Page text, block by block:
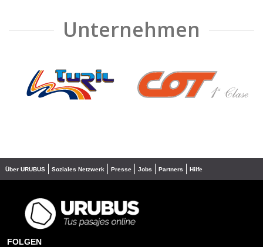
Unternehmen
❮ ❯
Über URUBUS Soziales Netzwerk Presse Jobs Partners Hilfe
FOLGEN